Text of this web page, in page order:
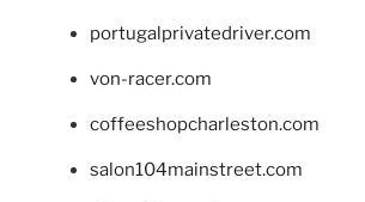
portugalprivatedriver.com
von-racer.com
coffeeshopcharleston.com
salon104mainstreet.com